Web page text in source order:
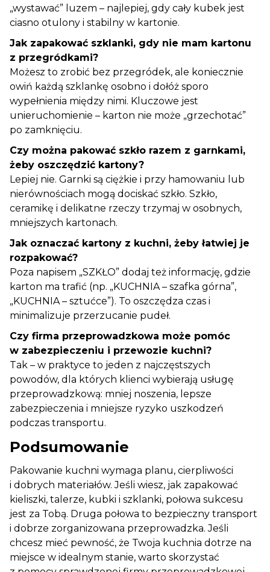
„wystawać” luzem – najlepiej, gdy cały kubek jest
ciasno otulony i stabilny w kartonie.
Jak zapakować szklanki, gdy nie mam kartonu
z przegródkami?
Możesz to zrobić bez przegródek, ale koniecznie
owiń każdą szklankę osobno i dołóż sporo
wypełnienia między nimi. Kluczowe jest
unieruchomienie – karton nie może „grzechotać”
po zamknięciu.
Czy można pakować szkło razem z garnkami,
żeby oszczędzić kartony?
Lepiej nie. Garnki są ciężkie i przy hamowaniu lub
nierównościach mogą dociskać szkło. Szkło,
ceramikę i delikatne rzeczy trzymaj w osobnych,
mniejszych kartonach.
Jak oznaczać kartony z kuchni, żeby łatwiej je
rozpakować?
Poza napisem „SZKŁO” dodaj też informację, gdzie
karton ma trafić (np. „KUCHNIA – szafka górna”,
„KUCHNIA – sztućce”). To oszczędza czas i
minimalizuje przerzucanie pudeł.
Czy firma przeprowadzkowa może pomóc
w zabezpieczeniu i przewozie kuchni?
Tak – w praktyce to jeden z najczęstszych
powodów, dla których klienci wybierają usługę
przeprowadzkową: mniej noszenia, lepsze
zabezpieczenia i mniejsze ryzyko uszkodzeń
podczas transportu.
Podsumowanie
Pakowanie kuchni wymaga planu, cierpliwości
i dobrych materiałów. Jeśli wiesz, jak zapakować
kieliszki, talerze, kubki i szklanki, połowa sukcesu
jest za Tobą. Druga połowa to bezpieczny transport
i dobrze zorganizowana przeprowadzka. Jeśli
chcesz mieć pewność, że Twoja kuchnia dotrze na
miejsce w idealnym stanie, warto skorzystać